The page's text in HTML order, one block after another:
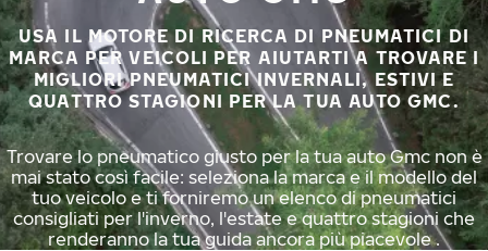
USA IL MOTORE DI RICERCA DI PNEUMATICI DI
MARCA PER VEICOLI PER AIUTARTI A TROVARE I
MIGLIORI PNEUMATICI INVERNALI, ESTIVI E
QUATTRO STAGIONI PER LA TUA AUTO GMC.
Trovare lo pneumatico giusto per la tua auto Gmc non è
mai stato così facile: seleziona la marca e il modello del
tuo veicolo e ti forniremo un elenco di pneumatici
consigliati per l'inverno, l'estate e quattro stagioni che
renderanno la tua guida ancora più piacevole .